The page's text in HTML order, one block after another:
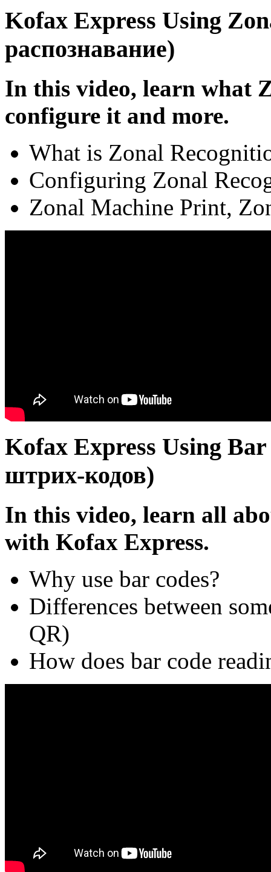
Kofax Express Using
распознавание)
In this video, learn what
configure it and more.
What is Zonal
Configuring Zonal
Zonal Machine Print,
Kofax Express Using
штрих-кодов)
In this video, learn all
with Kofax Express.
Why use bar codes?
Differences between
QR)
How does bar code